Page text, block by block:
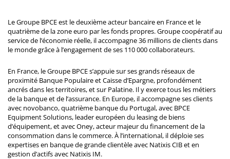
Le Groupe BPCE est le deuxième acteur bancaire en France et le
quatrième de la zone euro par les fonds propres. Groupe coopératif au
service de l’économie réelle, il accompagne 36 millions de clients dans
le monde grâce à l’engagement de ses 110 000 collaborateurs.
En France, le Groupe BPCE s’appuie sur ses grands réseaux de
proximité Banque Populaire et Caisse d’Epargne, profondément
ancrés dans les territoires, et sur Palatine. Il y exerce tous les métiers
de la banque et de l’assurance. En Europe, il accompagne ses clients
avec novobanco, quatrième banque du Portugal, avec BPCE
Equipment Solutions, leader européen du leasing de biens
d’équipement, et avec Oney, acteur majeur du financement de la
consommation dans le commerce. À l’international, il déploie ses
expertises en banque de grande clientèle avec Natixis CIB et en
gestion d’actifs avec Natixis IM.